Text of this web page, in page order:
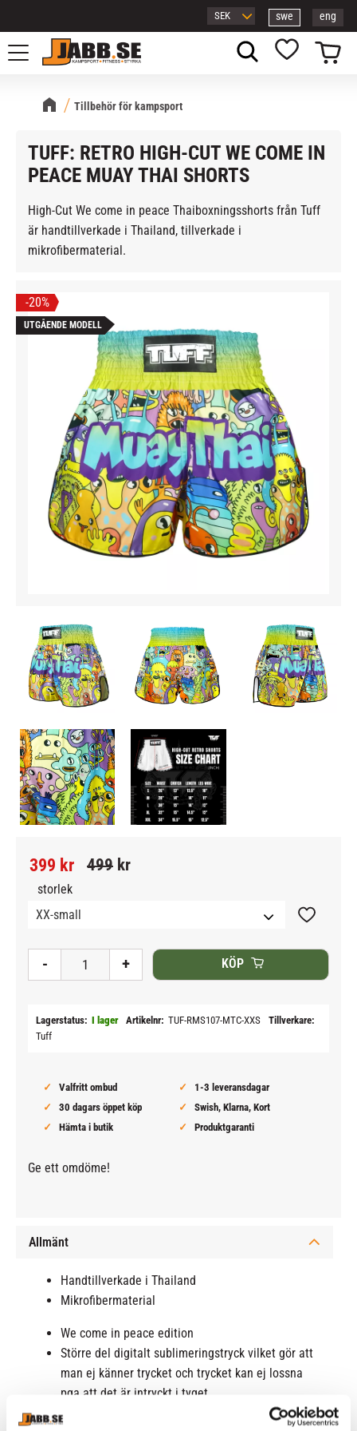
Meny
swe eng
Favoriter
Kundvagn
Tillbehör för kampsport
TUFF: RETRO HIGH-CUT WE COME IN
PEACE MUAY THAI SHORTS
High-Cut We come in peace Thaiboxningsshorts från Tuff
är handtillverkade i Thailand, tillverkade i
mikrofibermaterial.
20%
UTGÅENDE MODELL
Nedsatt pris:
399 kr Ordinarie pris:
499 kr
storlek
+
- KÖP
Lägg till
Lagerstatus I lager Artikelnr TUF-RMS107-MTC-XXS
Tillverkare
Tuff
Valfritt ombud
1-3 leveransdagar
30 dagars öppet köp
Swish, Klarna, Kort
Hämta i butik
Produktgaranti
Ge ett omdöme!
Allmänt
Handtillverkade i Thailand
Mikrofibermaterial
We come in peace edition
Större del digitalt sublimeringstryck vilket gör att
man ej känner trycket och trycket kan ej lossna
pga att det är intryckt i tyget.
Patch på framsidan